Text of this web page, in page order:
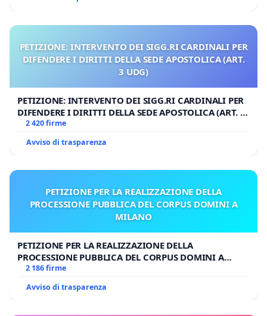
PETIZIONE: INTERVENTO DEI SIGG.RI CARDINALI PER
DIFENDERE I DIRITTI DELLA SEDE APOSTOLICA (ART.
3 UDG)
PETIZIONE: INTERVENTO DEI SIGG.RI CARDINALI PER
DIFENDERE I DIRITTI DELLA SEDE APOSTOLICA (ART. 3
UDG)
2 420 firme
Avviso di trasparenza
PETIZIONE PER LA REALIZZAZIONE DELLA
PROCESSIONE PUBBLICA DEL CORPUS DOMINI A
MILANO
PETIZIONE PER LA REALIZZAZIONE DELLA
PROCESSIONE PUBBLICA DEL CORPUS DOMINI A
MILANO
2 186 firme
Avviso di trasparenza